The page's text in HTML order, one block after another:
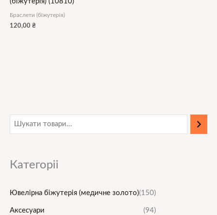
Категоріі
Ювелірна біжутерія (медичне золото)(150)
Аксесуари (94)
Браслети (біжутерія)
120,00 ₴